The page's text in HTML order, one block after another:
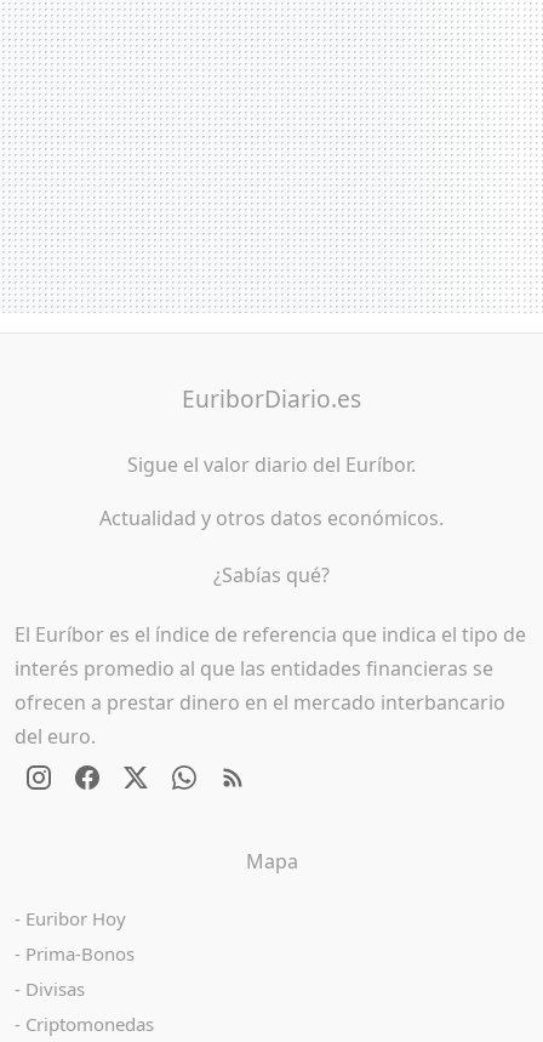
EuriborDiario.es
Sigue el valor diario del Euríbor.
Actualidad y otros datos económicos.
Mapa
Euribor Hoy
Prima-Bonos
Divisas
Criptomonedas
¿Sabías qué?
El Euríbor es el índice de referencia que indica el tipo de
interés promedio al que las entidades financieras se
ofrecen a prestar dinero en el mercado interbancario
del euro.